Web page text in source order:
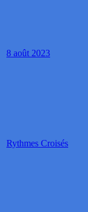
8 août 2023
Rythmes Croisés